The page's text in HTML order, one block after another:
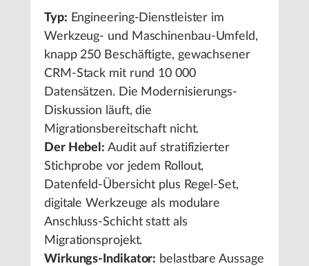
Typ: Engineering-Dienstleister im
Werkzeug- und Maschinenbau-Umfeld,
knapp 250 Beschäftigte, gewachsener
CRM-Stack mit rund 10 000
Datensätzen. Die Modernisierungs-
Diskussion läuft, die
Migrationsbereitschaft nicht.
Der Hebel: Audit auf stratifizierter
Stichprobe vor jedem Rollout,
Datenfeld-Übersicht plus Regel-Set,
digitale Werkzeuge als modulare
Anschluss-Schicht statt als
Migrationsprojekt.
Wirkungs-Indikator: belastbare Aussage